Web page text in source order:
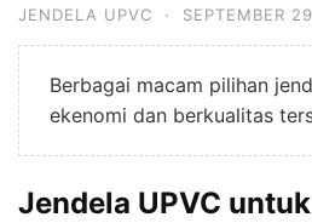
JENDELA UPVC · SEPTEMBER
Berbagai macam pilihan
ekenomi dan berkualitas
Jendela UPVC